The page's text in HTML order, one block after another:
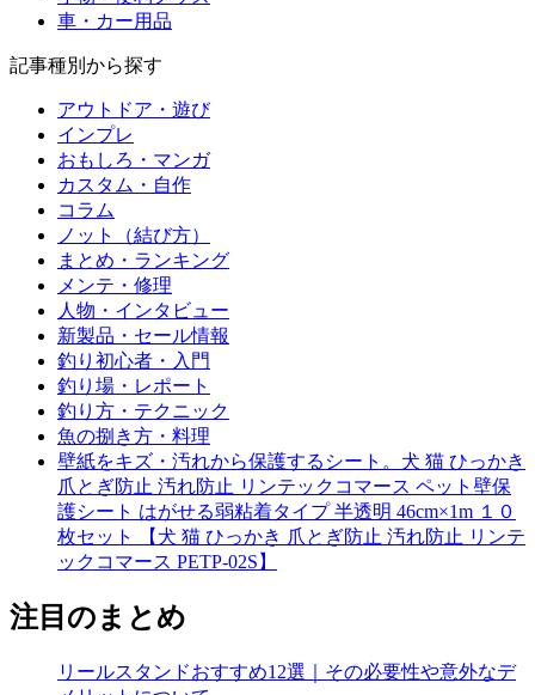
車・カー用品
記事種別から探す
アウトドア・遊び
インプレ
おもしろ・マンガ
カスタム・自作
コラム
ノット（結び方）
まとめ・ランキング
メンテ・修理
人物・インタビュー
新製品・セール情報
釣り初心者・入門
釣り場・レポート
釣り方・テクニック
魚の捌き方・料理
壁紙をキズ・汚れから保護するシート。犬 猫 ひっかき
爪とぎ防止 汚れ防止 リンテックコマース ペット壁保
護シート はがせる弱粘着タイプ 半透明 46cm×1m １０
枚セット 【犬 猫 ひっかき 爪とぎ防止 汚れ防止 リンテ
ックコマース PETP-02S】
注目のまとめ
リールスタンドおすすめ12選｜その必要性や意外なデ